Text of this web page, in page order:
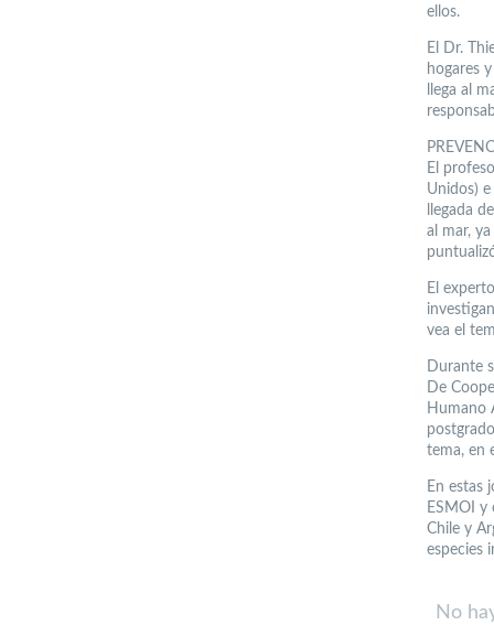
ellos.
El Dr.
hogares
llega al
El
Unidos)
llegada
al mar,
El
vea el
Durante
De
Humano
tema, en
En estas
ESMOI y
Chile y
especies
No